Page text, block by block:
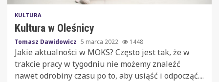
KULTURA
Kultura w Oleśnicy
Tomasz Dawidowicz 5 marca 2022 1448
Jakie aktualności w MOKS? Często jest tak, że w
trakcie pracy w tygodniu nie możemy znaleźć
nawet odrobiny czasu po to, aby usiąść i odpocząć....